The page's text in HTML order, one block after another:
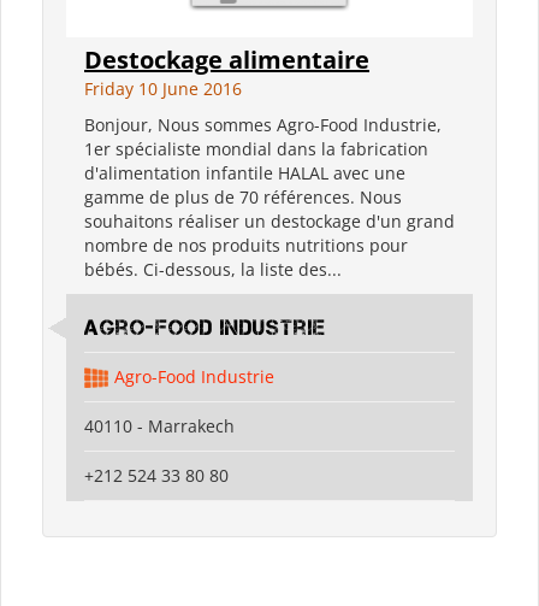
Destockage alimentaire
Friday 10 June 2016
Bonjour, Nous sommes Agro-Food Industrie,
1er spécialiste mondial dans la fabrication
d'alimentation infantile HALAL avec une
gamme de plus de 70 références. Nous
souhaitons réaliser un destockage d'un grand
nombre de nos produits nutritions pour
bébés. Ci-dessous, la liste des...
Agro-Food Industrie
Agro-Food Industrie
40110 - Marrakech
+212 524 33 80 80